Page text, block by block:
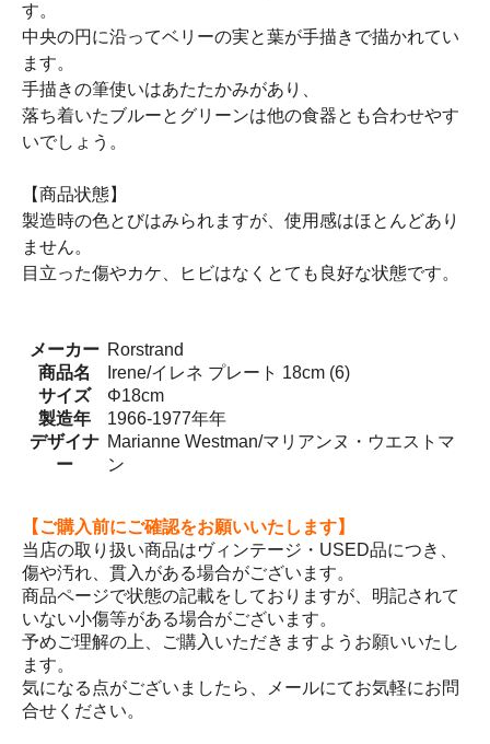
す。
中央の円に沿ってベリーの実と葉が手描きで描かれてい
ます。
手描きの筆使いはあたたかみがあり、
落ち着いたブルーとグリーンは他の食器とも合わせやす
いでしょう。
【商品状態】
製造時の色とびはみられますが、使用感はほとんどあり
ません。
目立った傷やカケ、ヒビはなくとても良好な状態です。
メーカー Rorstrand
商品名
Irene/イレネ プレート 18cm (6)
サイズ
Φ18cm
製造年
1966-1977年年
デザイナ
ー
Marianne Westman/マリアンヌ・ウエストマ
ン
【ご購入前にご確認をお願いいたします】
当店の取り扱い商品はヴィンテージ・USED品につき、
傷や汚れ、貫入がある場合がございます。
商品ページで状態の記載をしておりますが、明記されて
いない小傷等がある場合がございます。
予めご理解の上、ご購入いただきますようお願いいたし
ます。
気になる点がございましたら、メールにてお気軽にお問
合せください。